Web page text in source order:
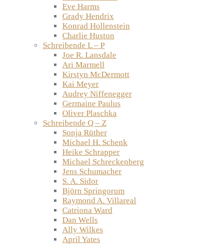
Eve Harms
Grady Hendrix
Konrad Hollenstein
Charlie Huston
Schreibende L – P
Joe R. Lansdale
Ari Marmell
Kirstyn McDermott
Kai Meyer
Audrey Niffenegger
Germaine Paulus
Oliver Plaschka
Schreibende Q – Z
Sonja Rüther
Michael H. Schenk
Heike Schrapper
Michael Schreckenberg
Jens Schumacher
S. A. Sidor
Björn Springorum
Raymond A. Villareal
Catriona Ward
Dan Wells
Ally Wilkes
April Yates